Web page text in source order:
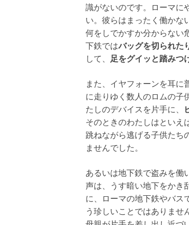
識がないのです。ローマに
い。彼らはまったく働かな
何をしでかすか分からない
下鉄ではバッグを切られた
して、
足をグイッと踏みつ
また、イヤフォーンを耳に
に走りゆく数人のロムの子
たしのデバイスを片手に、
そのときのわたしはといえ
跳ねながら逃げる子供たち
ませんでした。
あるいは地下鉄で盗みを働
声は、うす暗い地下をかき
に、ローマの地下鉄やバス
う珍しいことではありませ